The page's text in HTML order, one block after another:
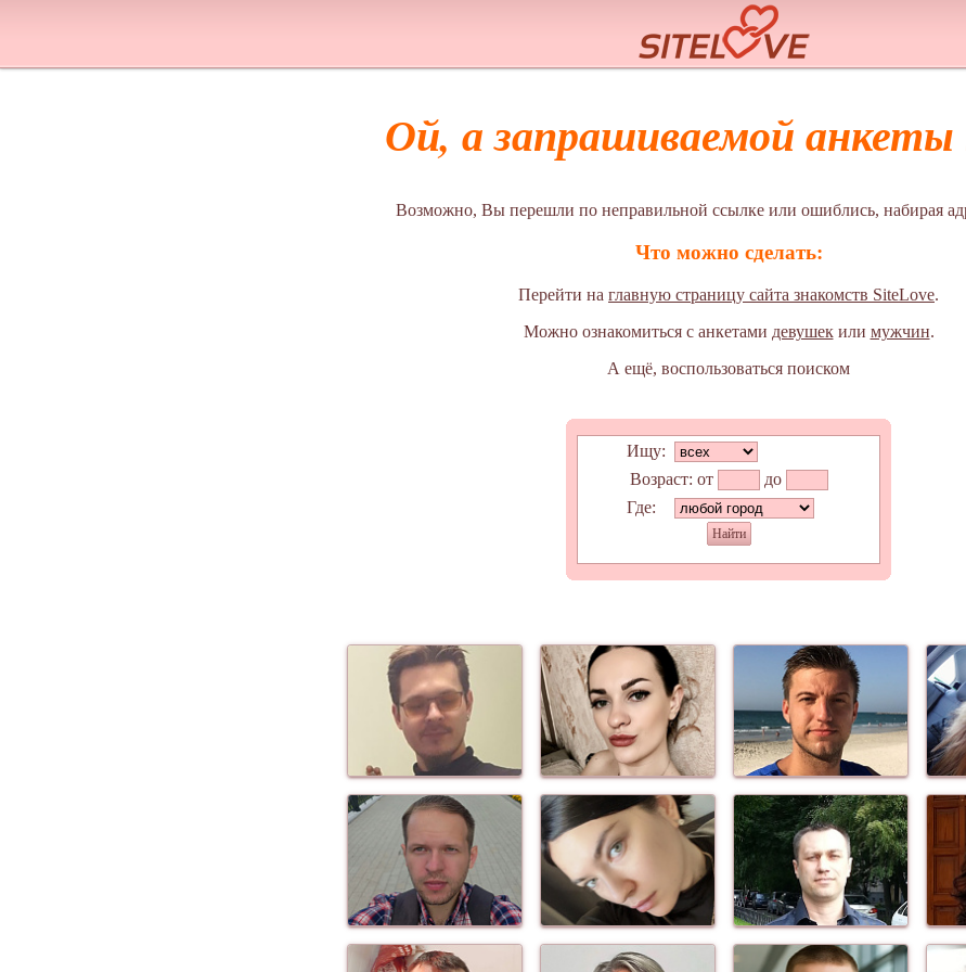
Ой, а запрашиваемой
Возможно, Вы перешли по неправильной ссылке или ошиблись, набирая
Что можно сделать:
Перейти на главную страницу сайта знакомств SiteLove.
Можно ознакомиться с анкетами девушекили мужчин.
А ещё, воспользоваться поиском
Ищу:
Возраст: от
до
Где:
Найти